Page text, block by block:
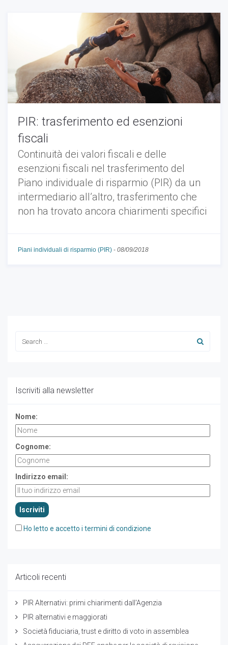
PIR: trasferimento ed esenzioni
fiscali
Continuità dei valori fiscali e delle
esenzioni fiscali nel trasferimento del
Piano individuale di risparmio (PIR) da un
intermediario all’altro, trasferimento che
non ha trovato ancora chiarimenti specifici
Piani individuali di risparmio (PIR) - 08/09/2018
Iscriviti alla newsletter
Nome:
Cognome:
Indirizzo email:
Ho letto e accetto i termini di condizione
Articoli recenti
PIR Alternativi: primi chiarimenti dall'Agenzia
PIR alternativi e maggiorati
Società fiduciaria, trust e diritto di voto in assemblea